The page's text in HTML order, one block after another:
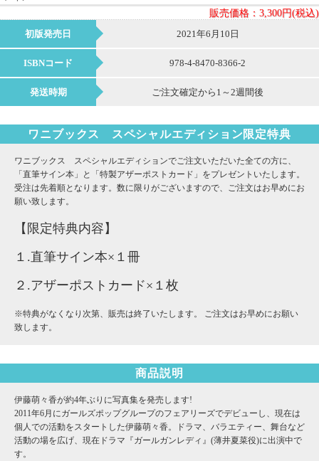
販売価格： 3,300円(税込)
初版発売日
2021年6月10日
ISBNコード 978-4-8470-8366-2
発送時期 ご注文確定から1～2週間後
ワニブックス スペシャルエディション限定特典
ワニブックス スペシャルエディションでご注文いただいた全ての方に、
「直筆サイン本」と「特製アザーポストカード」をプレゼントいたします。
受注は先着順となります。数に限りがございますので、ご注文はお早めにお
願い致します。
【限定特典内容】
１.直筆サイン本×１冊
２.アザーポストカード×１枚
※特典がなくなり次第、販売は終了いたします。 ご注文はお早めにお願い
致します。
商品説明
伊藤萌々香が約4年ぶりに写真集を発売します!
2011年6月にガールズポップグループのフェアリーズでデビューし、現在は
個人での活動をスタートした伊藤萌々香。ドラマ、バラエティー、舞台など
活動の場を広げ、現在ドラマ『ガールガンレディ』(薄井夏菜役)に出演中で
す。